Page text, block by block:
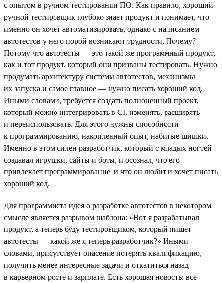
с опытом в ручном тестировании ПО. Как правило, хороший
ручной тестировщик глубоко знает продукт и понимает, что
именно он хочет автоматизировать, однако с написанием
автотестов у него порой возникают трудности. Почему?
Потому что автотесты — это такой же программный продукт,
как и тот продукт, который они призваны тестировать. Нужно
продумать архитектуру системы автотестов, механизмы
их запуска и самое главное — нужно писать хороший код.
Иными словами, требуется создать полноценный проект,
который можно интегрировать в CI, изменять, расширять
и переиспользовать. Для этого нужны способности
к программированию, накопленный опыт, набитые шишки.
Именно в этом силен разработчик, который с младых ногтей
создавал игрушки, сайты и боты, и осознал, что его
привлекает программирование, и что он любит и хочет писать
хороший код.
Для программиста идея о разработке автотестов в некотором
смысле является разрывом шаблона: «Вот я разрабатывал
продукт, а теперь буду тестировщиком, который пишет
автотесты — какой же я теперь разработчик?» Иными
словами, присутствует опасение потерять квалификацию,
получить менее интересные задачи и откатиться назад
в карьерном росте и зарплате. Есть хорошая новость: все